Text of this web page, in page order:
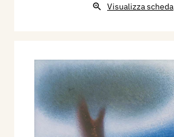
Visualizza scheda